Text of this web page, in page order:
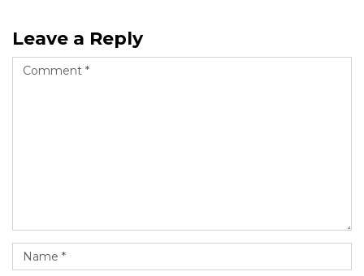
Leave a Reply